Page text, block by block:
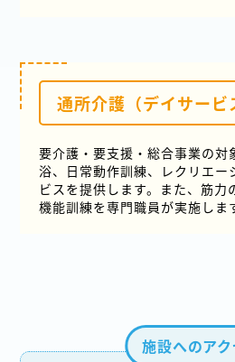
通所介護（デイサービ
要介護・要支援・総合事業の対
浴、日常動作訓練、レクリエー
ビスを提供します。また、筋力
機能訓練を専門職員が実施しま
施設へのア